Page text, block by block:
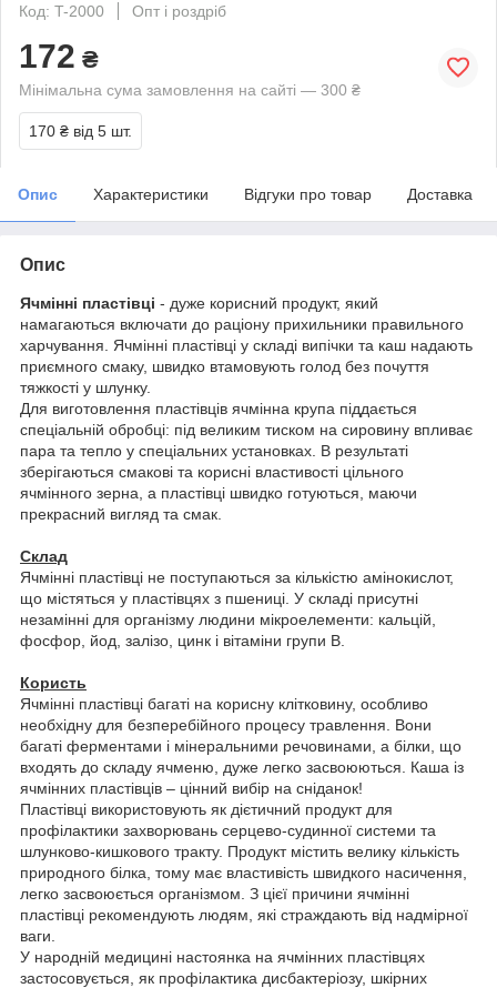
Код: T-2000
Опт і роздріб
172 ₴
Мінімальна сума замовлення на сайті — 300 ₴
170 ₴ від 5 шт.
Опис Характеристики Відгуки про товар Доставка
Опис
Ячмінні пластівці - дуже корисний продукт, який
намагаються включати до раціону прихильники правильного
харчування. Ячмінні пластівці у складі випічки та каш надають
приємного смаку, швидко втамовують голод без почуття
тяжкості у шлунку.
Для виготовлення пластівців ячмінна крупа піддається
спеціальній обробці: під великим тиском на сировину впливає
пара та тепло у спеціальних установках. В результаті
зберігаються смакові та корисні властивості цільного
ячмінного зерна, а пластівці швидко готуються, маючи
прекрасний вигляд та смак.
Склад
Ячмінні пластівці не поступаються за кількістю амінокислот,
що містяться у пластівцях з пшениці. У складі присутні
незамінні для організму людини мікроелементи: кальцій,
фосфор, йод, залізо, цинк і вітаміни групи В.
Користь
Ячмінні пластівці багаті на корисну клітковину, особливо
необхідну для безперебійного процесу травлення. Вони
багаті ферментами і мінеральними речовинами, а білки, що
входять до складу ячменю, дуже легко засвоюються. Каша із
ячмінних пластівців – цінний вибір на сніданок!
Пластівці використовують як дієтичний продукт для
профілактики захворювань серцево-судинної системи та
шлунково-кишкового тракту. Продукт містить велику кількість
природного білка, тому має властивість швидкого насичення,
легко засвоюється організмом. З цієї причини ячмінні
пластівці рекомендують людям, які страждають від надмірної
ваги.
У народній медицині настоянка на ячмінних пластівцях
застосовується, як профілактика дисбактеріозу, шкірних